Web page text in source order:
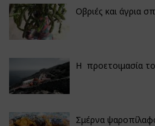
Οβριές και άγρια
Η προετοιμασία
Σμέρνα